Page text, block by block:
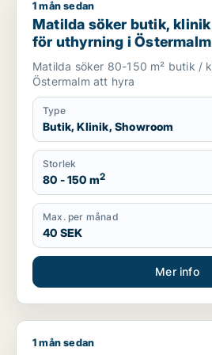
Matilda söker butik, klinik eller
1 mån sedan
Matilda söker butik,
för uthyrning i Östermalm
Matilda söker 80-150 m² butik /
Östermalm att hyra
Type
Butik, Klinik, Showroom
Storlek
80 - 150 m2
Max. per månad
40 SEK
Mer info
Marco söker butik för uthyrning i
1 mån sedan